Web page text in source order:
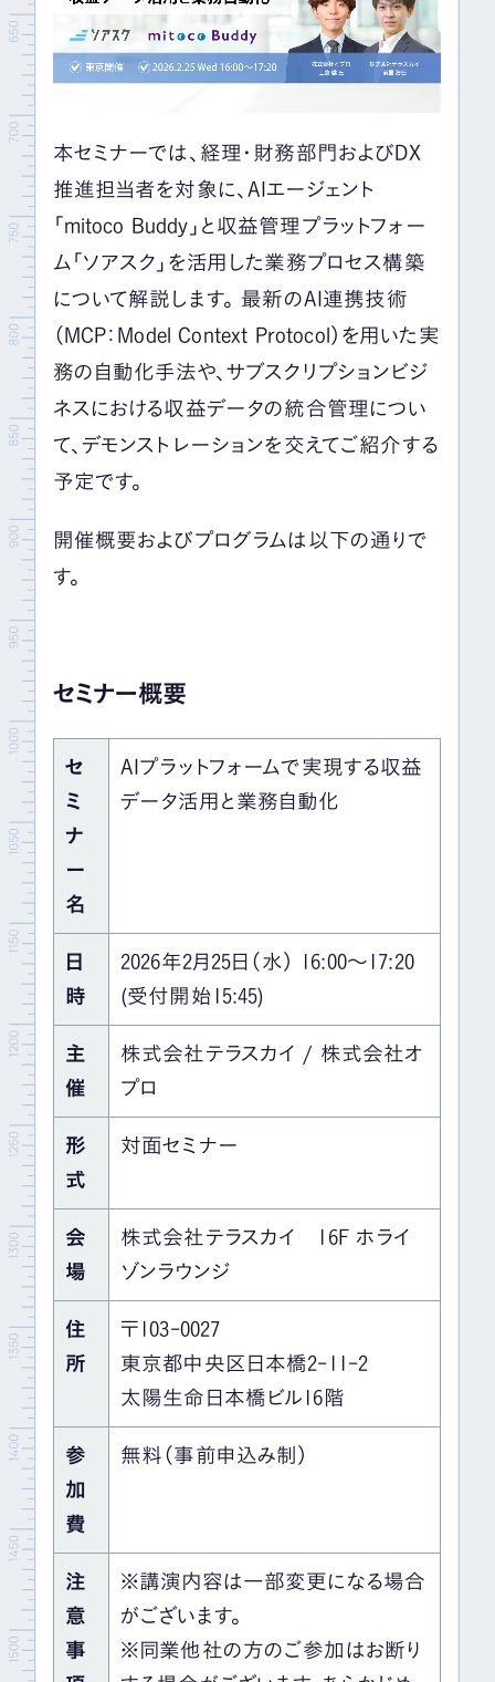
本セミナーでは、経理・財務部門およびDX
推進担当者を対象に、AIエージェント
「mitoco Buddy」と収益管理プラットフォー
ム「ソアスク」を活用した業務プロセス構築
について解説します。 最新のAI連携技術
（MCP：Model Context Protocol）を用いた実
務の自動化手法や、サブスクリプションビジ
ネスにおける収益データの統合管理につい
て、デモンストレーションを交えてご紹介する
予定です。
開催概要およびプログラムは以下の通りで
す。
セミナー概要
セ
ミ
ナ
ー
名
AIプラットフォームで実現する収益
データ活用と業務自動化
日
時
2026年2月25日（水） 16:00～17:20
(受付開始15:45)
主
催
株式会社テラスカイ / 株式会社オ
プロ
形
式
対面セミナー
会
場
株式会社テラスカイ 16F ホライ
ゾンラウンジ
住
所
〒103-0027
東京都中央区日本橋2-11-2
太陽生命日本橋ビル16階
参
加
費
無料（事前申込み制）
注
意
事
※講演内容は一部変更になる場合
がございます。
※同業他社の方のご参加はお断り